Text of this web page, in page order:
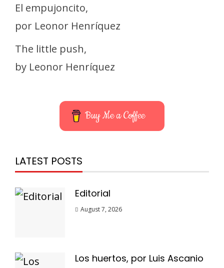
El empujoncito,
por Leonor Henríquez
The little push,
by Leonor Henríquez
Buy Me a Coffee
LATEST POSTS
Editorial
August 7, 2026
Los huertos, por Luis Ascanio